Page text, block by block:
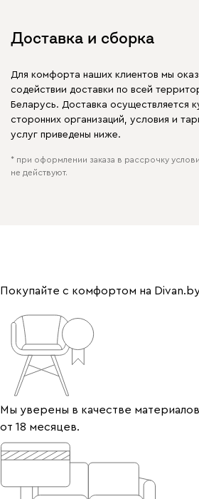
Доставка и сборка
Для комфорта наших клиентов мы
содействии доставки по всей
Беларусь. Доставка осуществляется
сторонних организаций, условия и
услуг приведены ниже.
* при оформлении заказа в рассрочку
не действуют.
Покупайте с комфортом на
Мы уверены в качестве
от 18 месяцев.